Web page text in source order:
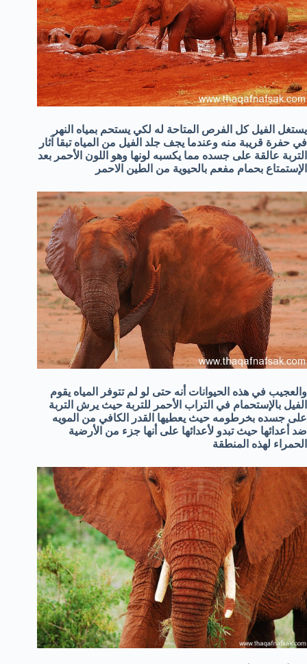
يستغل الفيل كل الفرص المتاحة له لكي يستحم بمياه النهر
في حفرة قريبة منه وعندما يجف جلد الفيل من المياه تبقا آثار
التربة عالقة على جسده مما يكسبه لونها وهو اللون الأحمر بعد
الإستمتاع بحمام مفعم بالحيوية من الطين الاحمر
والعجيب في هذه الحيوانات أنه حتى لو لم تتوفر المياه يقوم
الفيل بالإستحمام في التراب الأحمر للتربة حيث يرش التربة
على جسده بخرطومه حيث يعطيها القدر الكافي من المويه
ضد أعدائها حيث تبدو لأعدائها على أنها جزء من الأرضية
الحمراء لهذه المنطقة